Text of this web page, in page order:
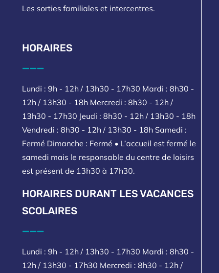
Les sorties familiales et intercentres.
HORAIRES
___
Lundi : 9h - 12h / 13h30 - 17h30 Mardi : 8h30 -
12h / 13h30 - 18h Mercredi : 8h30 - 12h /
13h30 - 17h30 Jeudi : 8h30 - 12h / 13h30 - 18h
Vendredi : 8h30 - 12h / 13h30 - 18h Samedi :
Fermé Dimanche : Fermé • L’accueil est fermé le
samedi mais le responsable du centre de loisirs
est présent de 13h30 à 17h30.
HORAIRES DURANT LES VACANCES
SCOLAIRES
___
Lundi : 9h - 12h / 13h30 - 17h30 Mardi : 8h30 -
12h / 13h30 - 17h30 Mercredi : 8h30 - 12h /